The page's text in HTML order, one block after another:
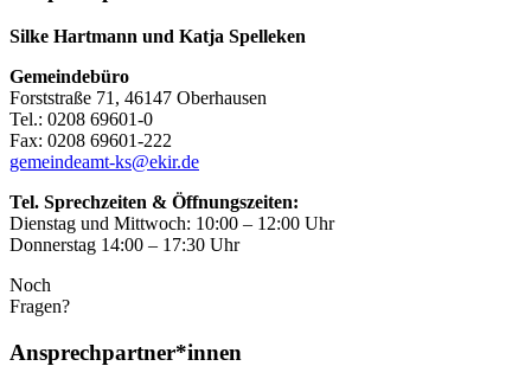
Silke Hartmann und Katja Spelleken
Gemeindebüro
Forststraße 71, 46147 Oberhausen
Tel.: 0208 69601-0
Fax: 0208 69601-222
gemeindeamt-ks@ekir.de
Tel. Sprechzeiten & Öffnungszeiten:
Dienstag und Mittwoch: 10:00 – 12:00 Uhr
Donnerstag 14:00 – 17:30 Uhr
Noch
Fragen?
Ansprechpartner*innen